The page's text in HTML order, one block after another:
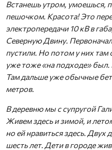
Встанешь утром, умоешься,
пешочком. Красота! Это
электропередачи 10 кВ в
Северную Двину.
пустили. Но потом у них там
уже тоже «на подходе» был.
Там дальше уже обычные
метров.
В деревню мы с супругой
Живем здесь и зимой, и
но ей нравиться здесь. Двух
шесть лет. Дети в городе